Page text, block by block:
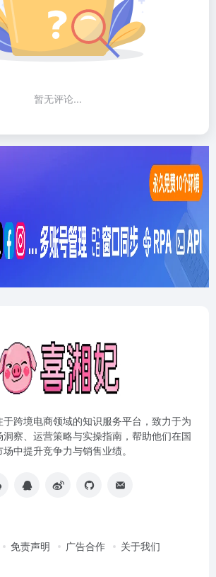
暂无评论...
跨境电商领域的知识服务平台，致力于为
察、运营策略与实操指南，帮助他们在国
场中提升竞争力与销售业绩。
免责声明 广告合作 关于我们